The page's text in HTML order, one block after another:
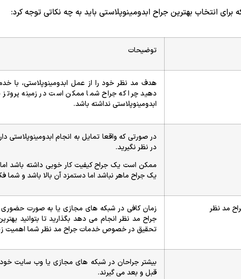
انتخاب بهترین جراح ابدومینوپلاستی باید به چه نکاتی توجه کرد:
توضیحات
هدف مد نظر خود را از عمل ابدومینوپلاستی، با
دهید چرا که جراح شما ممکن است در زمینه پروتز
ابدومینوپلاستی نداشته باشد.
در صورتی که واقعا تمایل به انجام ابدومینوپلاستی
در نظر نگیرید.
ممکن است یک جراح کیفیت کار خوبی داشته باشد
یک جراح ماهر نباشد اما دستمزد آن بالا باشد و شما
مد نظر
زمان کافی در شبکه های مجازی یا به صورت
جراح مد نظر انجام می دهد بگذارید تا بتوانید
تحقیق در خصوص خدمات جراح مد نظر شما اهمیت
بیشتر جراحان در شبکه های مجازی یا وب سایت
قبل و بعد می گیرند.